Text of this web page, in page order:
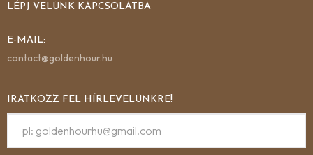
LÉPJ VELÜNK KAPCSOLATBA
E-MAIL:
contact@goldenhour.hu
IRATKOZZ FEL HÍRLEVELÜNKRE!